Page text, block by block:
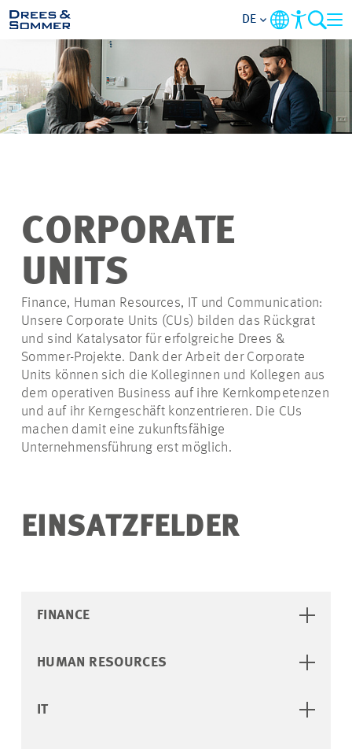
ÜBERSICHT
ÜBER UNS
RUND UMS BEWERBEN
STELLENANGEBOTE
DE
CORPORATE
UNITS
Finance, Human Resources, IT und Communication:
Unsere Corporate Units (CUs) bilden das Rückgrat
und sind Katalysator für erfolgreiche Drees &
Sommer-Projekte. Dank der Arbeit der Corporate
Units können sich die Kolleginnen und Kollegen aus
dem operativen Business auf ihre Kernkompetenzen
und auf ihr Kerngeschäft konzentrieren. Die CUs
machen damit eine zukunftsfähige
Unternehmensführung erst möglich.
EINSATZFELDER
FINANCE
HUMAN RESOURCES
IT